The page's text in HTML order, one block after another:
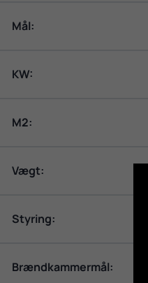
Mål:
KW:
M2:
Vægt:
Styring:
Brændkammermål: